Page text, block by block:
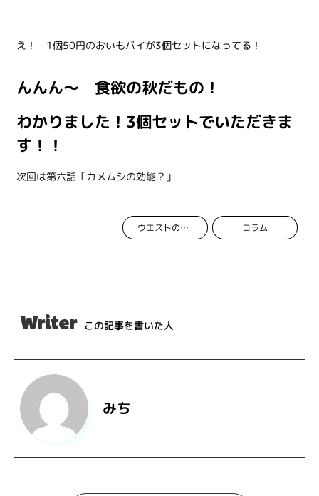
え！ 1個50円のおいもパイが3個セットになってる！
んんん～ 食欲の秋だもの！
わかりました！3個セットでいただきま
す！！
次回は第六話「カメムシの効能？」
ウエストのおんな コラム
Writer この記事を書いた人
みち